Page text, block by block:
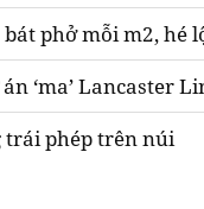
phở mỗi m2, hé
‘ma’ Lancaster
trái phép trên núi